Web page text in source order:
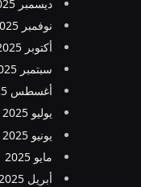
ديسمبر 2025
نوفمبر 2025
أكتوبر 2025
سبتمبر 2025
أغسطس 2025
يوليو 2025
يونيو 2025
مايو 2025
أبريل 2025